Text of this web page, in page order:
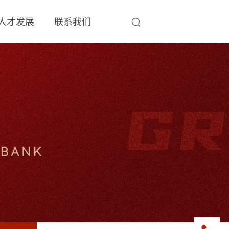
才发展 联系我们